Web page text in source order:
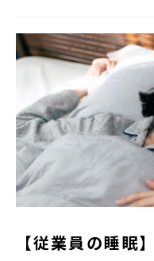
【従業員の睡眠